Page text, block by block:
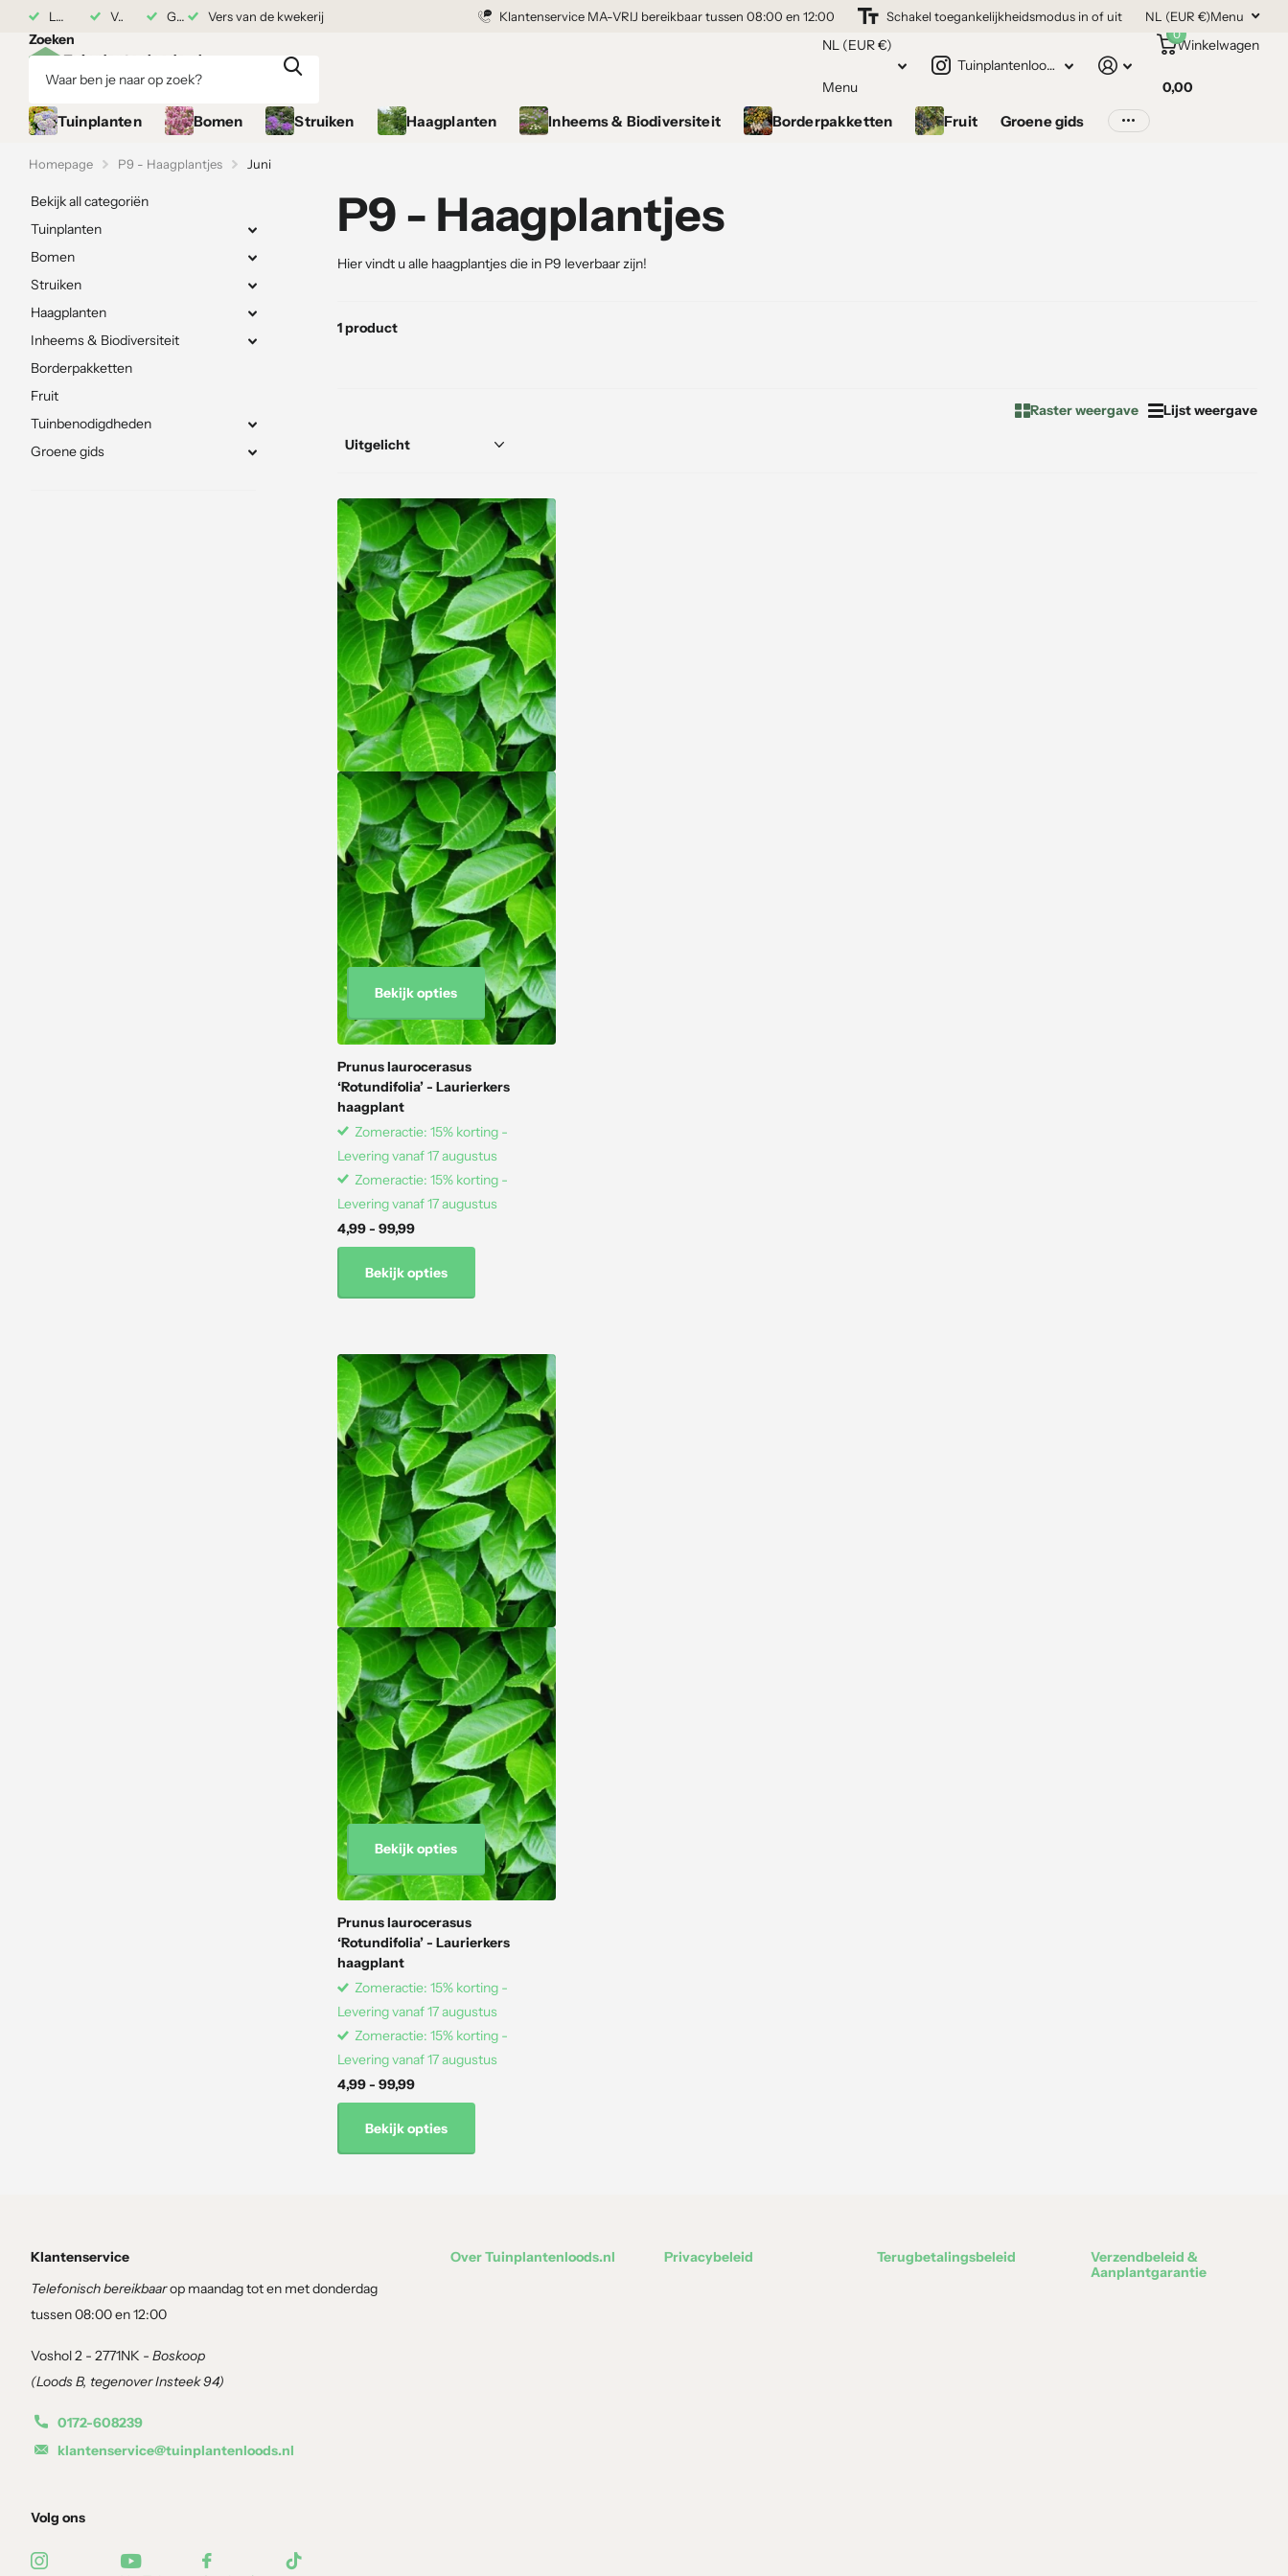
Levering vanaf 17 augustus Vers van de kwekerij Grond gekocht = Plantgarantie Vers van de kwekerij Grond gekocht = Plantgarantie
Klantenservice MA-VRIJ bereikbaar tussen 08:00 en 12:00 Schakel toegankelijkheidsmodus in of uit NL (EUR €)Menu
Zoeken NL (EUR €)
Menu
Tuinplantenloods.nl
Winkelwagen
0
0,00
Tuinplanten Bomen Struiken Haagplanten Inheems & Biodiversiteit Borderpakketten Fruit Groene gids
Homepage P9 - Haagplantjes Juni
P9 - Haagplantjes
Hier vindt u alle haagplantjes die in P9 leverbaar zijn!
1 product
Raster weergave Lijst weergave
Bekijk opties
Prunus laurocerasus
‘Rotundifolia’ - Laurierkers
haagplant
Zomeractie: 15% korting -
Levering vanaf 17 augustus
Zomeractie: 15% korting -
Levering vanaf 17 augustus
4,99- 99,99
Bekijk opties
Bekijk opties
Prunus laurocerasus
‘Rotundifolia’ - Laurierkers
haagplant
Zomeractie: 15% korting -
Levering vanaf 17 augustus
Zomeractie: 15% korting -
Levering vanaf 17 augustus
4,99- 99,99
Bekijk opties
Bekijk all categoriën
Tuinplanten
Bomen
Struiken
Haagplanten
Inheems & Biodiversiteit
Borderpakketten
Fruit
Tuinbenodigdheden
Groene gids
Klantenservice
Telefonisch bereikbaarop maandag tot en met donderdag
tussen 08:00 en 12:00
Voshol 2 - 2771NK - Boskoop
(Loods B, tegenover Insteek 94)
0172-608239
klantenservice@tuinplantenloods.nl
Over Tuinplantenloods.nl Privacybeleid Terugbetalingsbeleid
Verzendbeleid &
Aanplantgarantie
Volg ons